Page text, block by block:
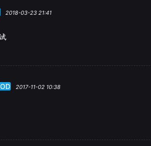
2018-03-23 21:41
2017-11-02 10:38